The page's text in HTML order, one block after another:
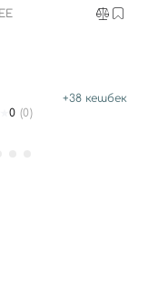
+38 кешбек
0 (0)